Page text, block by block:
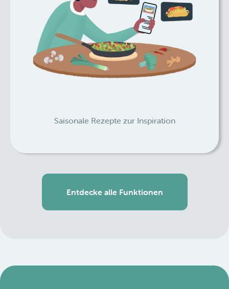
Saisonale Rezepte zur Inspiration
Entdecke alle Funktionen